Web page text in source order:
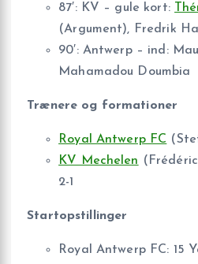
87′: KV – gule kort:
(Argument), Fredrik
90′: Antwerp – ind:
Mahamadou Doumbia
Trænere og formationer
Royal Antwerp FC
KV Mechelen
2-1
Startopstillinger
Royal Antwerp FC: 15